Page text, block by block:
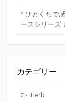
“ ひとくちで
ースシリーズ
カテゴリー
iHerb